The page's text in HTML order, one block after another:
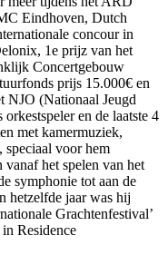
Eindhoven, Dutch
concour in
1e prijz van het
Concertgebouw
prijs 15.000€ en
NJO (Nationaal Jeugd
en de laatste 4
met kamermuziek,
speciaal voor hem
het spelen van het
symphonie tot aan de
hetzelfde jaar was hij
Grachtenfestival’
Residence